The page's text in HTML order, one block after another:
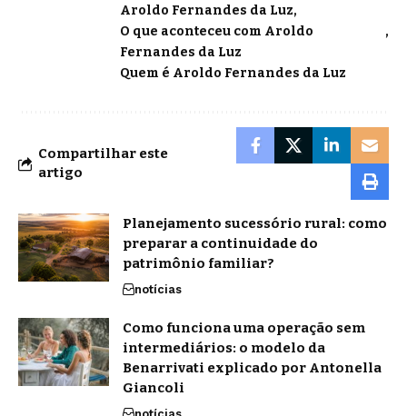
Aroldo Fernandes da Luz
O que aconteceu com Aroldo
Fernandes da Luz
Quem é Aroldo Fernandes da Luz
Compartilhar este
artigo
Planejamento sucessório rural: como
preparar a continuidade do
patrimônio familiar?
notícias
Como funciona uma operação sem
intermediários: o modelo da
Benarrivati explicado por Antonella
Giancoli